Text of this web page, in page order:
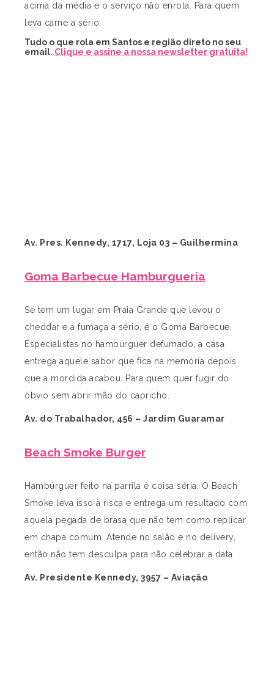
acima da média e o serviço não enrola. Para quem
leva carne a sério.
Tudo o que rola em Santos e região direto no seu
email. Clique e assine a nossa newsletter gratuita!
Av. Pres. Kennedy, 1717, Loja 03 – Guilhermina
Goma Barbecue Hamburgueria
Se tem um lugar em Praia Grande que levou o
cheddar e a fumaça a sério, é o Goma Barbecue.
Especialistas no hambúrguer defumado, a casa
entrega aquele sabor que fica na memória depois
que a mordida acabou. Para quem quer fugir do
óbvio sem abrir mão do capricho.
Av. do Trabalhador, 456 – Jardim Guaramar
Beach Smoke Burger
Hambúrguer feito na parrila é coisa séria. O Beach
Smoke leva isso à risca e entrega um resultado com
aquela pegada de brasa que não tem como replicar
em chapa comum. Atende no salão e no delivery,
então não tem desculpa para não celebrar a data.
Av. Presidente Kennedy, 3957 – Aviação